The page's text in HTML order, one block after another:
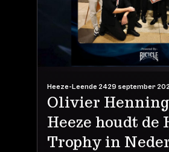
Heeze-Leende 2429 september
Olivier
Heeze houdt de
Trophy in